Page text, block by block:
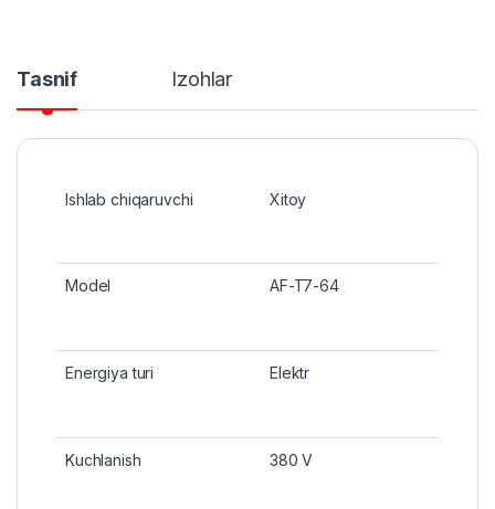
Tasnif Izohlar
Ishlab chiqaruvchi Xitoy
Model AF-T7-64
Energiya turi Elektr
Kuchlanish 380 V